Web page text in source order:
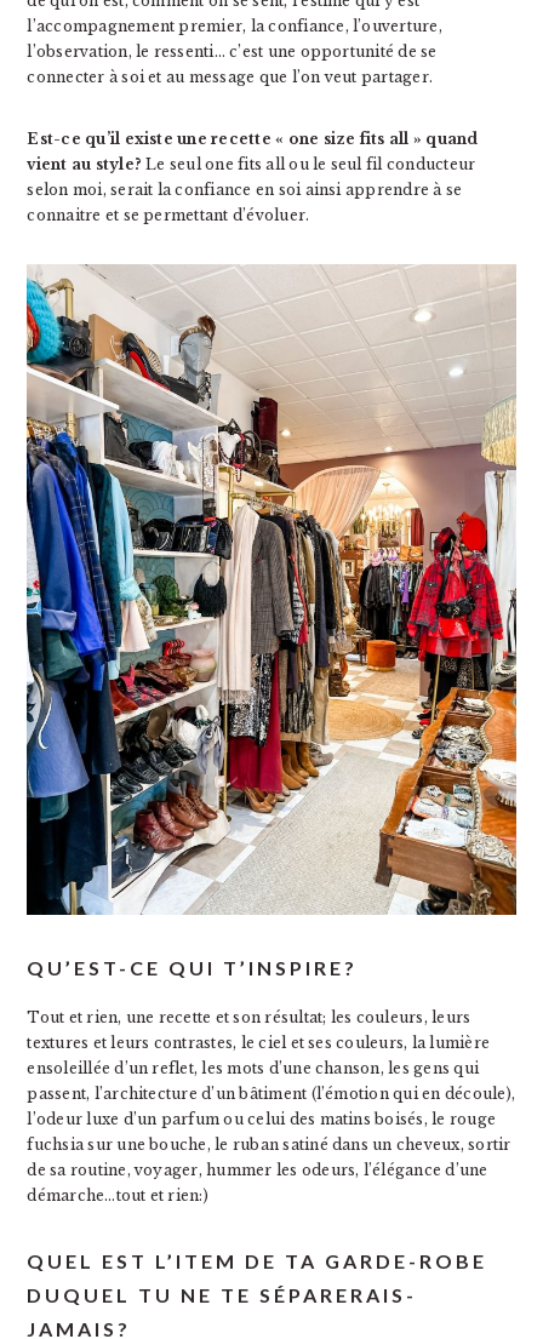
l’accompagnement premier, la confiance, l’ouverture,
l’observation, le ressenti… c’est une opportunité de se
connecter à soi et au message que l’on veut partager.
Est-ce qu’il existe une recette « one size fits all » quand
vient au style? Le seul one fits all ou le seul fil conducteur
selon moi, serait la confiance en soi ainsi apprendre à se
connaitre et se permettant d’évoluer.
QU’EST-CE QUI T’INSPIRE?
Tout et rien, une recette et son résultat; les couleurs, leurs
textures et leurs contrastes, le ciel et ses couleurs, la lumière
ensoleillée d’un reflet, les mots d’une chanson, les gens qui
passent, l’architecture d’un bâtiment (l’émotion qui en découle),
l’odeur luxe d’un parfum ou celui des matins boisés, le rouge
fuchsia sur une bouche, le ruban satiné dans un cheveux, sortir
de sa routine, voyager, hummer les odeurs, l’élégance d’une
démarche…tout et rien:)
QUEL EST L’ITEM DE TA GARDE-ROBE
DUQUEL TU NE TE SÉPARERAIS-
JAMAIS?